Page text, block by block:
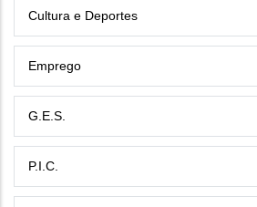
Cultura e Deportes
Emprego
G.E.S.
P.I.C.